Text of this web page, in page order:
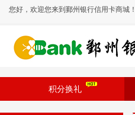
您好，欢迎您来到鄞州银行信用卡商城！
积分换礼